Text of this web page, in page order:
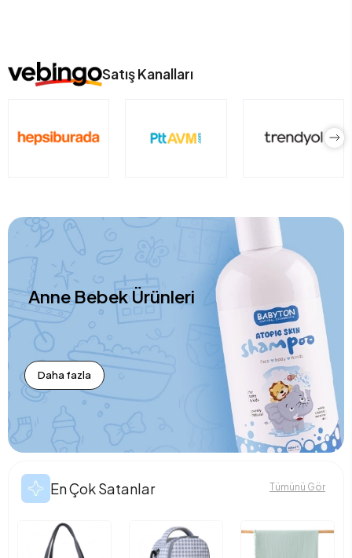
Satış Kanalları
Anne Bebek Ürünleri
Daha fazla
En Çok Satanlar Tümünü Gör